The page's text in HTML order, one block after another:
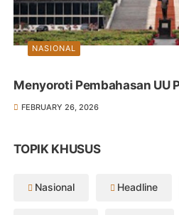
NASIONAL
Menyoroti Pembahasan UU
FEBRUARY 26, 2026
TOPIK KHUSUS
Nasional Headline